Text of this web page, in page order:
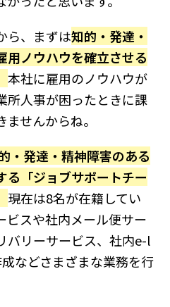
ら、まずは知的・発達・
用ノウハウを確立させる
本社に雇用のノウハウが
所人事が困ったときに課
せんからね。
・発達・精神障害のある
る「ジョブサポートチー
現在は8名が在籍してい
ビスや社内メール便サー
バリーサービス、社内e-l
などさまざまな業務を行